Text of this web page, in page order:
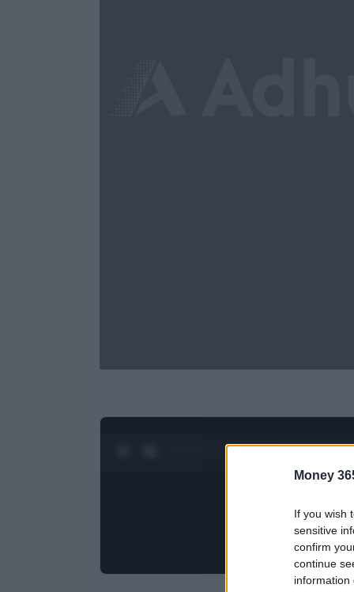
Money
If you wish
sensitive
confirm
continue
information